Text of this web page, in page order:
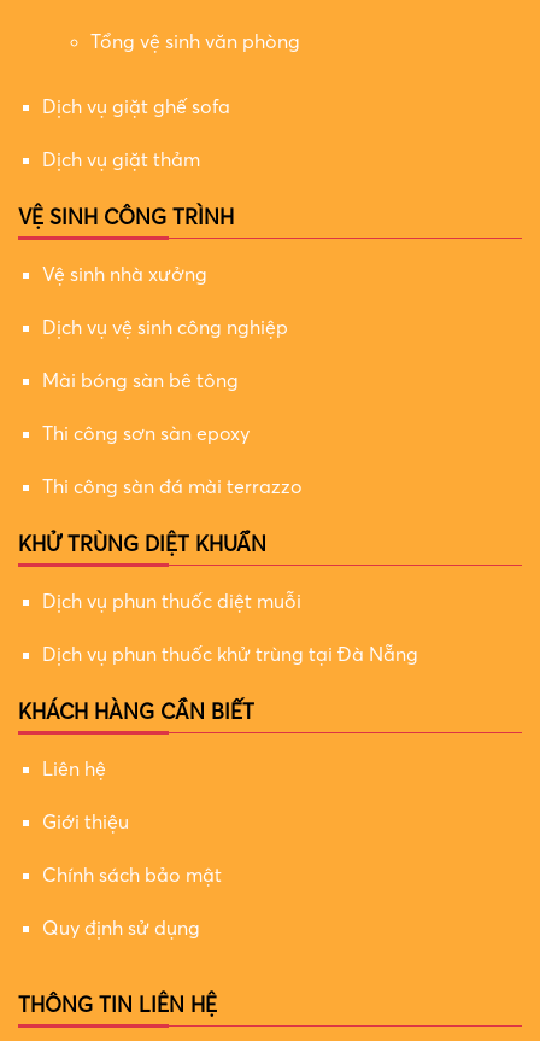
Tổng vệ sinh văn phòng
Dịch vụ giặt ghế sofa
Dịch vụ giặt thảm
VỆ SINH CÔNG TRÌNH
Vệ sinh nhà xưởng
Dịch vụ vệ sinh công nghiệp
Mài bóng sàn bê tông
Thi công sơn sàn epoxy
Thi công sàn đá mài terrazzo
KHỬ TRÙNG DIỆT KHUẨN
Dịch vụ phun thuốc diệt muỗi
Dịch vụ phun thuốc khử trùng tại Đà Nẵng
KHÁCH HÀNG CẦN BIẾT
Liên hệ
Giới thiệu
Chính sách bảo mật
Quy định sử dụng
THÔNG TIN LIÊN HỆ